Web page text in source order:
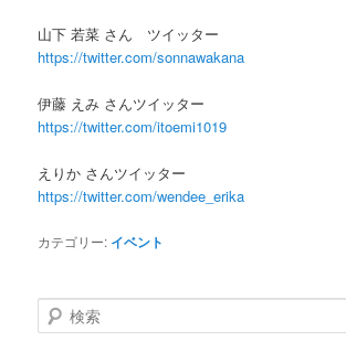
山下 若菜 さん ツイッター
https://twitter.com/sonnawakana
伊藤 えみ さんツイッター
https://twitter.com/itoemi1019
えりか さんツイッター
https://twitter.com/wendee_erika
カテゴリー: イベント
検索